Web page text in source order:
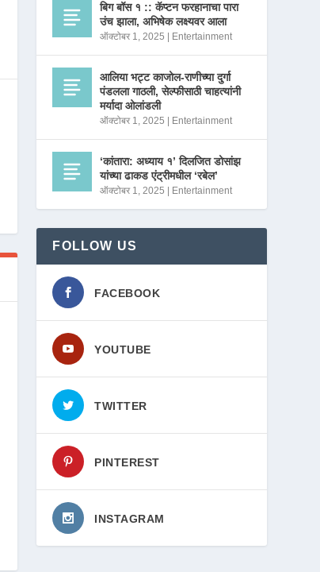
बिग बॉस १ :: कॅप्टन फरहानाचा पारा
उंच झाला, अभिषेक लक्ष्यवर आला
ऑक्टोबर 1, 2025 Entertainment
आलिया भट्ट काजोल-राणीच्या दुर्गा
पंडलला गाठली, सेल्फीसाठी चाहत्यांनी
मर्यादा ओलांडली
ऑक्टोबर 1, 2025 Entertainment
‘कांतारा: अध्याय १’ दिलजित डोसांझ
यांच्या ढाकड एंट्रीमधील ‘रबेल’
ऑक्टोबर 1, 2025 Entertainment
FOLLOW US
FACEBOOK
YOUTUBE
TWITTER
PINTEREST
INSTAGRAM